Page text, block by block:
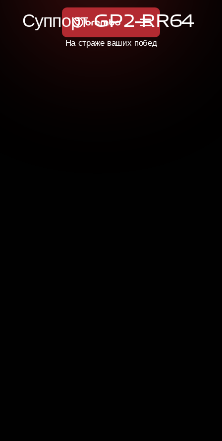
Суппорт GP2-RR64
На страже ваших побед